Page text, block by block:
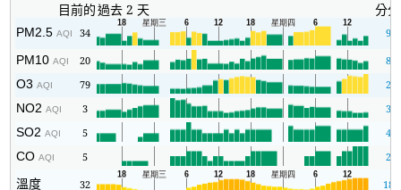
目前的過去 2 天 分
PM2.5AQI 34 9
PM10AQI 20 8
O3AQI 79 2
NO2AQI 3 3
SO2AQI 5 4
COAQI 5 2
溫度 32 18